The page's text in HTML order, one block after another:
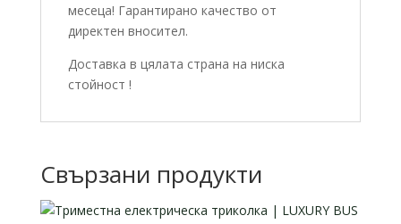
месеца! Гарантирано качество от
директен вносител.
Доставка в цялата страна на ниска
стойност !
Свързани продукти